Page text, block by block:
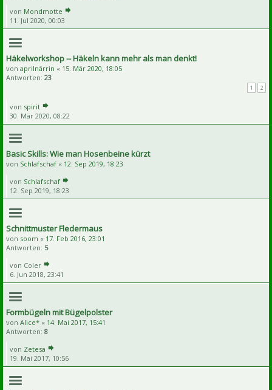
von Mondmotte
11. Jul 2020, 00:03
Häkelworkshop -- Häkeln kann mehr als man denkt!
von aprilnärrin « 15. Mär 2020, 18:05
Antworten: 23
1 2
von spirit
30. Mär 2020, 08:22
Basic Skills: Wie man Hosenbeine kürzt
von Schlafschaf « 12. Sep 2019, 18:23
von Schlafschaf
12. Sep 2019, 18:23
Schnittmuster Fledermaus
von soom « 17. Feb 2016, 23:01
Antworten: 5
von Coler
6. Jun 2018, 23:41
Formbügeln mit Bügelpolster
von Alice* « 14. Mai 2017, 15:41
Antworten: 8
von Zetesa
19. Mai 2017, 10:56